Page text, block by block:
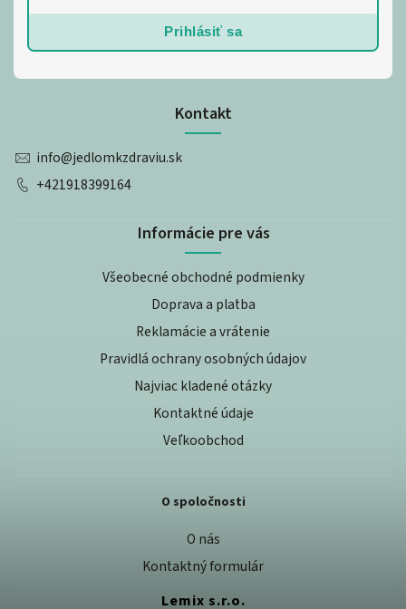
Kontakt
info@jedlomkzdraviu.sk
+421918399164
Informácie pre vás
Všeobecné obchodné podmienky
Doprava a platba
Reklamácie a vrátenie
Pravidlá ochrany osobných údajov
Najviac kladené otázky
Kontaktné údaje
Veľkoobchod
O spoločnosti
O nás
Kontaktný formulár
Lemix s.r.o.
Prihlásiť sa